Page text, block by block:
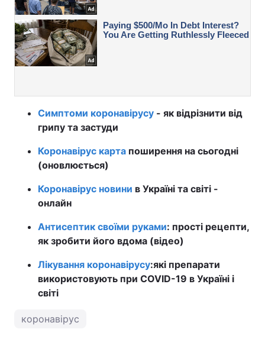
Симптоми коронавірусу - як відрізнити від
грипу та застуди
Коронавірус карта поширення на сьогодні
(оновлюється)
Коронавірус новини в Україні та світі -
онлайн
Антисептик своїми руками: прості рецепти,
як зробити його вдома (відео)
Лікування коронавірусу:які препарати
використовують при COVID-19 в Україні і
світі
коронавірус